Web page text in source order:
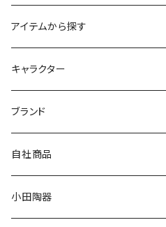
アイテムから探す
九谷焼
マグ＆カップ
プレート
ボウル
キャラクター
ムーミン
80th記念アイテム
リトルミイの日記念アイテム
MOOMIN ANIMATION
スヌーピー
ブランド
LA AMYS(エミーズ)
LISA LARSON(リサラーソン)
自社商品
ねこ企画
小田陶器